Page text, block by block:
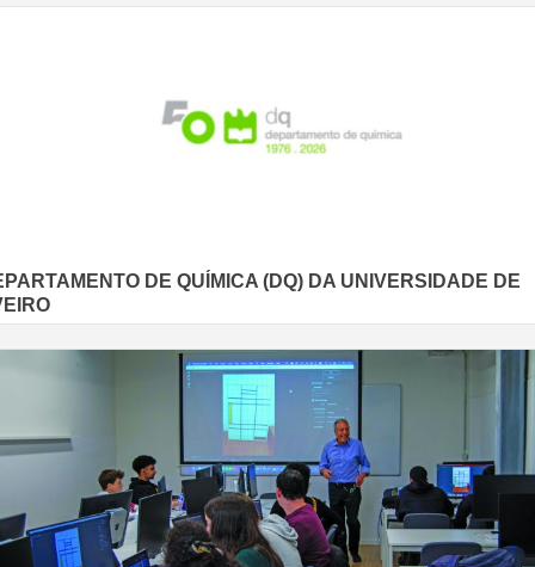
DE QUÍMICA (DQ) DA UNIVERSIDADE DE